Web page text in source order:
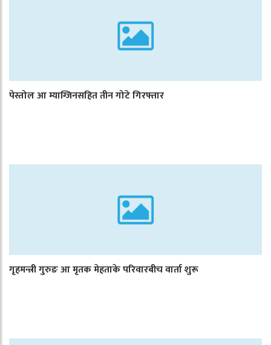
पेस्तोल आ म्याग्जिनसहित तीन गोटे गिरफ्तार
गृहमन्त्री गुरुङ आ मृतक मेहताके परिवारबीच वार्ता शुरू